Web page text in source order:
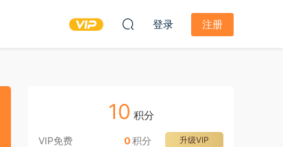
登录 注册
10 积分
VIP免费 升级VIP
0积分